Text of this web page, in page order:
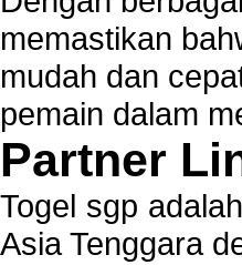
memastikan
mudah dan
pemain dalam
Partner
Togel sgp
Asia Tenggara